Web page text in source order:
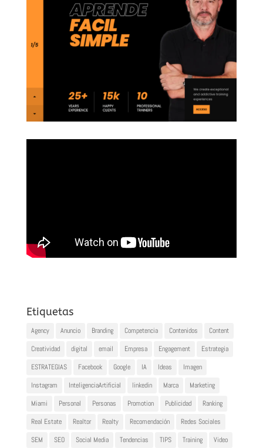
Etiquetas
Agency Anuncio Branding Competencia Contenidos
Content
Creatividad
digital email Empresa Engagement
Estrategia
ESTRATEGIAS
Facebook Google IA Ideas
Imagen
Instagram
InteligenciaArtificial linkedin Marca
Marketing
Miami
Personal Personas Promotion Publicidad
Ranking
Real Estate
Realtor Realty Recomendación
Redes Sociales
SEM
SEO Social Media Tendencias TIPS Training
Video